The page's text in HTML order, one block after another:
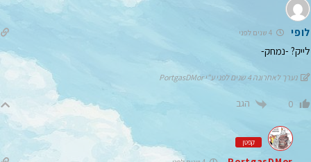
לופי
לייק? -נמחק-
נערך לאחרונה 4 שנים לפני ע"י PortgasDMor
0 הגב
קפטן